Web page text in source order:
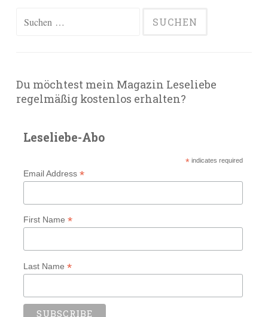
Suchen
Du möchtest mein Magazin Leseliebe
regelmäßig kostenlos erhalten?
Leseliebe-Abo
*indicates required
Email Address *
First Name *
Last Name *